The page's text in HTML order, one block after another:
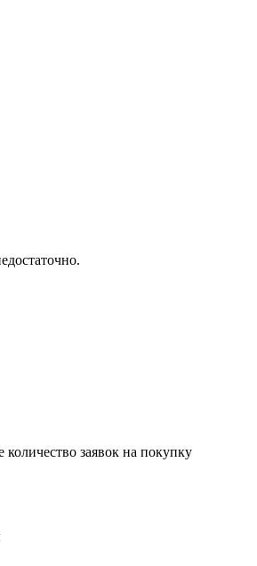
заявок на покупку